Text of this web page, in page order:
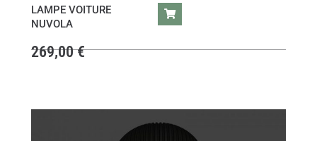
LAMPE VOITURE
NUVOLA
269,00€